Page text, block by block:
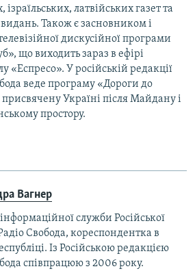
ізраїльських, латвійських газет та
Також є засновником і
дискусійної програми
що виходить зараз в ефірі
«Еспресо». У російській редакції
веде програму «Дороги до
присвячену Україні після Майдану і
простору.
Вагнер
служби Російської
Свобода, кореспондентка в
Із Російською редакцією
співпрацюю з 2006 року.